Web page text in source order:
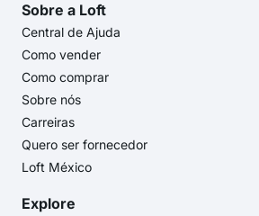
Sobre a Loft
Central de Ajuda
Como vender
Como comprar
Sobre nós
Carreiras
Quero ser fornecedor
Loft México
Explore